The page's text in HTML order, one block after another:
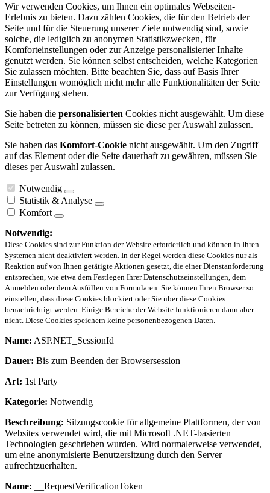
Wir verwenden Cookies, um Ihnen ein optimales Webseiten-
Erlebnis zu bieten. Dazu zählen Cookies, die für den Betrieb der
Seite und für die Steuerung unserer Ziele notwendig sind, sowie
solche, die lediglich zu anonymen Statistikzwecken, für
Komforteinstellungen oder zur Anzeige personalisierter Inhalte
genutzt werden. Sie können selbst entscheiden, welche Kategorien
Sie zulassen möchten. Bitte beachten Sie, dass auf Basis Ihrer
Einstellungen womöglich nicht mehr alle Funktionalitäten der Seite
zur Verfügung stehen.
Sie haben die personalisierten Cookies nicht ausgewählt. Um diese
Seite betreten zu können, müssen sie diese per Auswahl zulassen.
Sie haben das Komfort-Cookie nicht ausgewählt. Um den Zugriff
auf das Element oder die Seite dauerhaft zu gewähren, müssen Sie
dieses per Auswahl zulassen.
Notwendig
Statistik & Analyse
Komfort
Notwendig:
Diese Cookies sind zur Funktion der Website erforderlich und können in Ihren
Systemen nicht deaktiviert werden. In der Regel werden diese Cookies nur als
Reaktion auf von Ihnen getätigte Aktionen gesetzt, die einer Dienstanforderung
entsprechen, wie etwa dem Festlegen Ihrer Datenschutzeinstellungen, dem
Anmelden oder dem Ausfüllen von Formularen. Sie können Ihren Browser so
einstellen, dass diese Cookies blockiert oder Sie über diese Cookies
benachrichtigt werden. Einige Bereiche der Website funktionieren dann aber
nicht. Diese Cookies speichern keine personenbezogenen Daten.
Name: ASP.NET_SessionId
Dauer: Bis zum Beenden der Browsersession
Art: 1st Party
Kategorie: Notwendig
Beschreibung: Sitzungscookie für allgemeine Plattformen, der von
Websites verwendet wird, die mit Microsoft .NET-basierten
Technologien geschrieben wurden. Wird normalerweise verwendet,
um eine anonymisierte Benutzersitzung durch den Server
aufrechtzuerhalten.
Name: __RequestVerificationToken